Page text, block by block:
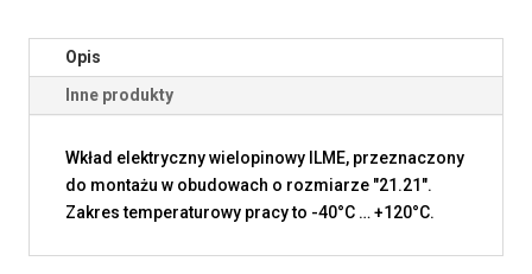
Opis
Inne produkty
Wkład elektryczny wielopinowy ILME, przeznaczony
do montażu w obudowach o rozmiarze "21.21".
Zakres temperaturowy pracy to -40°C … +120°C.